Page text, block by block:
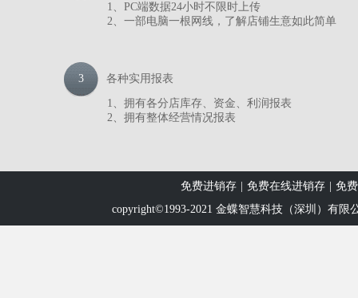
1、PC端数据24小时不限时上传
2、一部电脑一根网线，了解店铺生意如此简单
3 各种实用报表
1、拥有各分店库存、资金、利润报表
2、拥有整体经营情况报表
免费进销存 免费在线进销存
免
copyright©1993-2021 金蝶智慧科技（深圳）有限